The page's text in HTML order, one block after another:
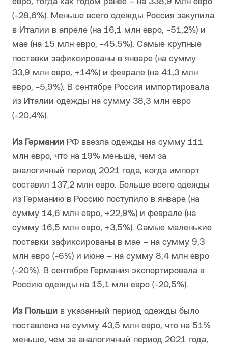
евро, тогда как годом ранее – на 338,9 млн евро
(-28,6%). Меньше всего одежды Россия закупила
в Италии в апреле (на 16,1 млн евро, -51,2%) и
мае (на 15 млн евро, -45.5%). Самые крупные
поставки зафиксированы в январе (на сумму
33,9 млн евро, +14%) и феврале (на 41,3 млн
евро, -5,9%). В сентябре Россия импортировала
из Италии одежды на сумму 38,3 млн евро
(-20,4%).
Из Германии РФ ввезла одежды на сумму 111
млн евро, что на 19% меньше, чем за
аналогичный период 2021 года, когда импорт
составил 137,2 млн евро. Больше всего одежды
из Германию в Россию поступило в январе (на
сумму 14,6 млн евро, +22,9%) и феврале (на
сумму 16,5 млн евро, +3,5%). Самые маленькие
поставки зафиксированы в мае – на сумму 9,3
млн евро (-6%) и июне – на сумму 8,4 млн евро
(-20%). В сентябре Германия экспортировала в
Россию одежды на 15,1 млн евро (-20,5%).
Из Польши в указанный период одежды было
поставлено на сумму 43,5 млн евро, что на 51%
меньше, чем за аналогичный период 2021 года,